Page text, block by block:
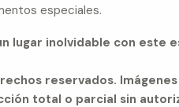
especiales.
lugar inolvidable con este
reservados.
total o parcial sin